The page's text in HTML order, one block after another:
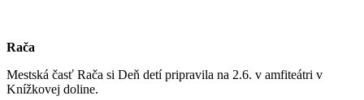
Rača
Mestská časť Rača si Deň detí pripravila na 2.6. v amfiteátri v
Knížkovej doline.